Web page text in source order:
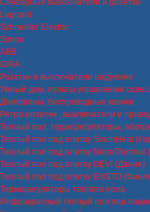
Сенсорные выключатели и розетки
Legrand
Schneider Electric
Simon
ABB
GIRA
Розетки и выключатели наружние
Умный дом, пульты управления
Домофоны, беспроводные звонки
Ретро розетки , выключатели и
Теплый пол, терморегуляторы,
Теплый пол под плитку SouthHeat
Теплый пол под плитку NanoThermal
Теплый пол под плитку DEVI (Дания)
Теплый пол под плитку ENSTO
Терморегуляторы теплого пола
Инфракрасный теплый пол под